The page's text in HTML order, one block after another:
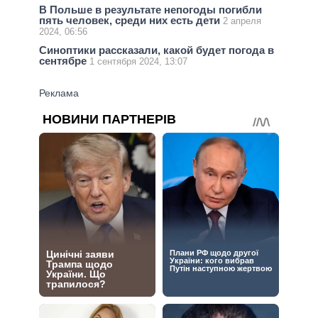
В Польше в результате непогоды погибли
пять человек, среди них есть дети 2 апреля
2024, 06:56
Синоптики рассказали, какой будет погода в
сентябре 1 сентября 2024, 13:07